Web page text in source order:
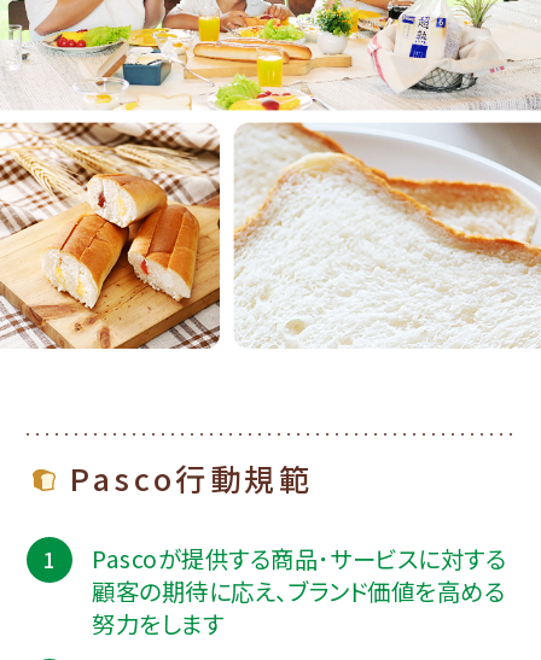
Pasco行動規範
Pascoが提供する商品･サービスに対する
顧客の期待に応え、ブランド価値を高める
努力をします